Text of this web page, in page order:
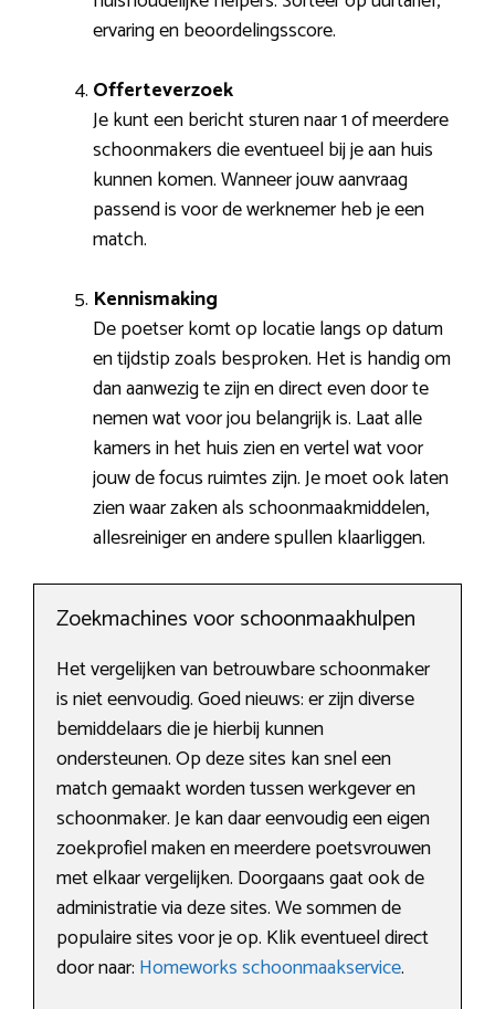
ervaring en beoordelingsscore.
Offerteverzoek
Je kunt een bericht sturen naar 1 of meerdere
schoonmakers die eventueel bij je aan huis
kunnen komen. Wanneer jouw aanvraag
passend is voor de werknemer heb je een
match.
Kennismaking
De poetser komt op locatie langs op datum
en tijdstip zoals besproken. Het is handig om
dan aanwezig te zijn en direct even door te
nemen wat voor jou belangrijk is. Laat alle
kamers in het huis zien en vertel wat voor
jouw de focus ruimtes zijn. Je moet ook laten
zien waar zaken als schoonmaakmiddelen,
allesreiniger en andere spullen klaarliggen.
Zoekmachines voor schoonmaakhulpen
Het vergelijken van betrouwbare schoonmaker
is niet eenvoudig. Goed nieuws: er zijn diverse
bemiddelaars die je hierbij kunnen
ondersteunen. Op deze sites kan snel een
match gemaakt worden tussen werkgever en
schoonmaker. Je kan daar eenvoudig een eigen
zoekprofiel maken en meerdere poetsvrouwen
met elkaar vergelijken. Doorgaans gaat ook de
administratie via deze sites. We sommen de
populaire sites voor je op. Klik eventueel direct
door naar: Homeworks schoonmaakservice.